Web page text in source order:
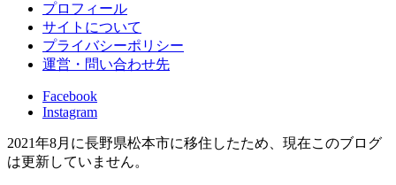
プロフィール
サイトについて
プライバシーポリシー
運営・問い合わせ先
Facebook
Instagram
2021年8月に長野県松本市に移住したため、現在このブログ
は更新していません。